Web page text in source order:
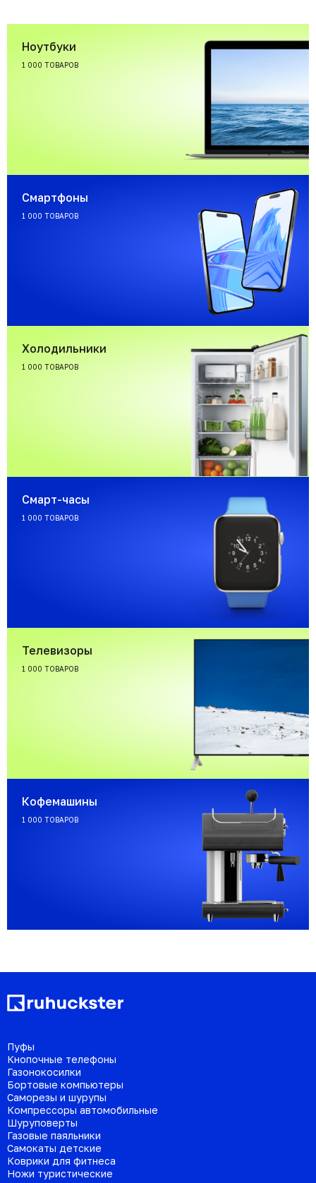
Ноутбуки
1 000 ТОВАРОВ
Смартфоны
1 000 ТОВАРОВ
Холодильники
1 000 ТОВАРОВ
Смарт-часы
1 000 ТОВАРОВ
Телевизоры
1 000 ТОВАРОВ
Кофемашины
1 000 ТОВАРОВ
Пуфы
Кнопочные телефоны
Газонокосилки
Бортовые компьютеры
Саморезы и шурупы
Компрессоры автомобильные
Шуруповерты
Газовые паяльники
Самокаты детские
Коврики для фитнеса
Ножи туристические